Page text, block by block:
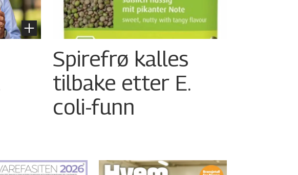
Spirefrø kalles
tilbake etter E.
coli-funn